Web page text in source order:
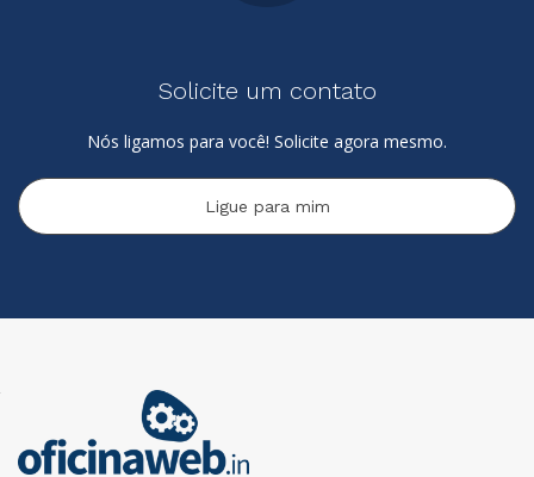
Solicite um contato
Nós ligamos para você! Solicite agora mesmo.
Ligue para mim